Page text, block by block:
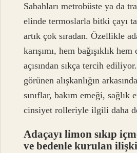
Sabahları metrobüste ya da
elinde termoslarla bitki çayı
artık çok sıradan. Özellikle
karışımı, hem bağışıklık
açısından sıkça tercih
görünen alışkanlığın
sınıflar, bakım emeği, sağlık
cinsiyet rolleriyle ilgili daha
Adaçayı limon sıkıp
ve bedenle kurulan ilişki